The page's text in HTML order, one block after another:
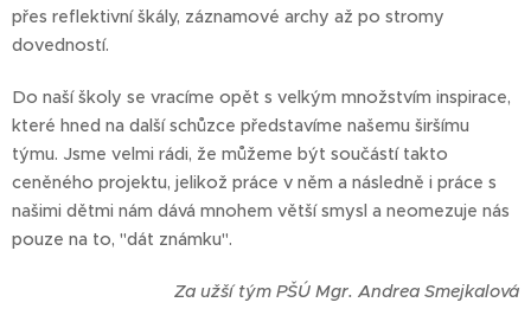
přes reflektivní škály, záznamové archy až po stromy
dovedností.
Do naší školy se vracíme opět s velkým množstvím inspirace,
které hned na další schůzce představíme našemu širšímu
týmu. Jsme velmi rádi, že můžeme být součástí takto
ceněného projektu, jelikož práce v něm a následně i práce s
našimi dětmi nám dává mnohem větší smysl a neomezuje nás
pouze na to, "dát známku".
Za užší tým PŠÚ Mgr. Andrea Smejkalová